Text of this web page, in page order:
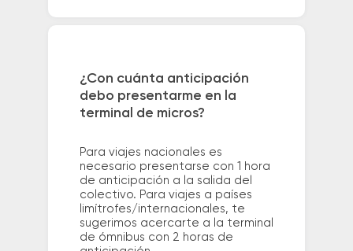
¿Con cuánta anticipación
debo presentarme en la
terminal de micros?
Para viajes nacionales es
necesario presentarse con 1 hora
de anticipación a la salida del
colectivo. Para viajes a países
limítrofes/internacionales, te
sugerimos acercarte a la terminal
de ómnibus con 2 horas de